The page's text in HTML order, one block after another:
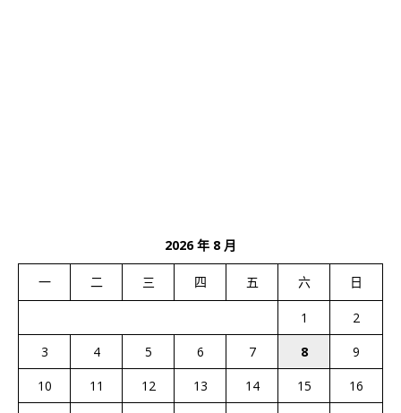
2026 年 8 月
一 二 三 四 五 六 日
1
2
3
4 5 6 7 8
9
10
11 12 13 14 15
16